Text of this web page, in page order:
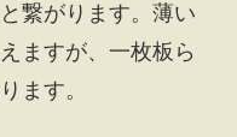
繋がります。薄い
ますが、一枚板ら
ます。